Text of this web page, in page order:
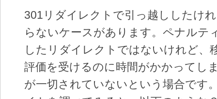
301リダイレクトで引っ越ししたけ
らないケースがあります。ペナルテ
したリダイレクトではないけれど、
評価を受けるのに時間がかかってし
が一切されていないという場合です